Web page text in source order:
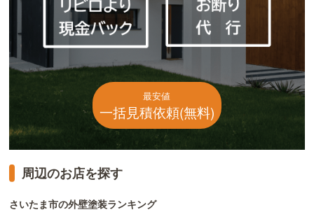
最安値
一括見積依頼(無料)
周辺のお店を探す
さいたま市の外壁塗装ランキング